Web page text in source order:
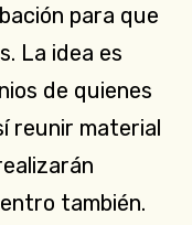
para que
La idea es
de quienes
reunir material
también.